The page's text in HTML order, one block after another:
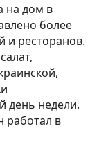
на дом в
более
и ресторанов.
день недели.
работал в